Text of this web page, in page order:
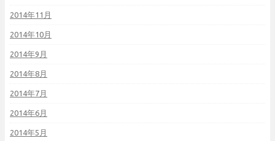
2014年11月
2014年10月
2014年9月
2014年8月
2014年7月
2014年6月
2014年5月